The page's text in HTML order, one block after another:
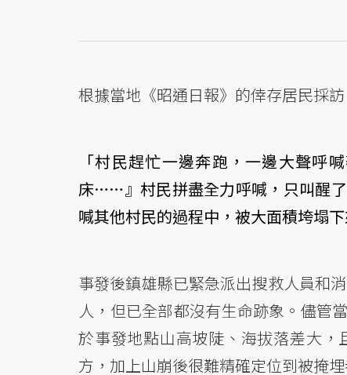
根據當地《昭通日報》的倖存居民採
「村民趕忙一邊奔跑，一邊大聲呼
床……』村民拼盡全力呼喊，只叫醒
喊其他村民的過程中，被大面積垮塌
事發後鎮雄縣已緊急派出搜救人員和
人，但已全部都沒有生命跡象。儘管
於事發地點山高坡陡、海拔落差大
方，加上山崩後很難精確定位到被掩